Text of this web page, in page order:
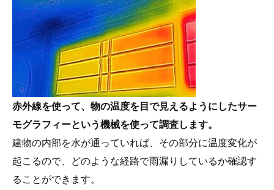
赤外線を使って、物の温度を目で見えるようにしたサー
モグラフィーという機械を使って調査します。
建物の内部を水が通っていれば、その部分に温度変化が
起こるので、どのような経路で雨漏りしているか確認す
ることができます。